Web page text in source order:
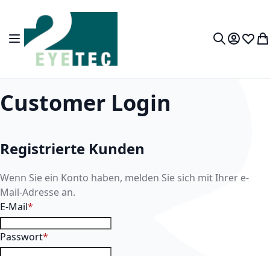
Zum Inhalt springen
Navigation umschalten Mein
Customer Login
Registrierte Kunden
Wenn Sie ein Konto haben, melden Sie sich mit Ihrer e-
Mail-Adresse an.
E-Mail
Passwort